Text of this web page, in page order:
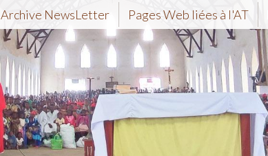
Archive NewsLetter Pages Web liées à l'AT